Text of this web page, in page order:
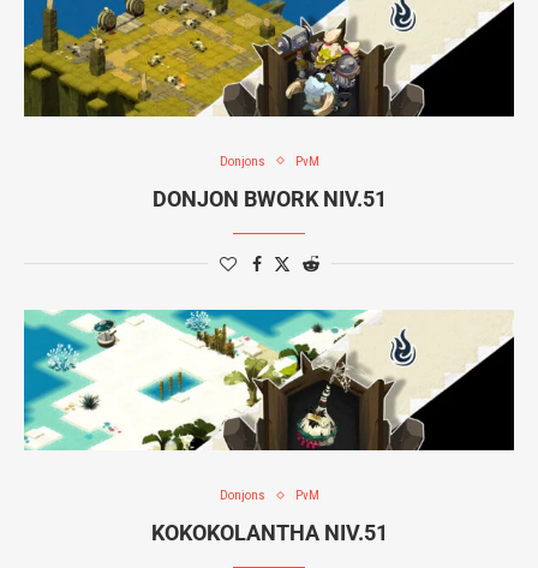
Donjons PvM
DONJON BWORK NIV.51
Donjons PvM
KOKOKOLANTHA NIV.51